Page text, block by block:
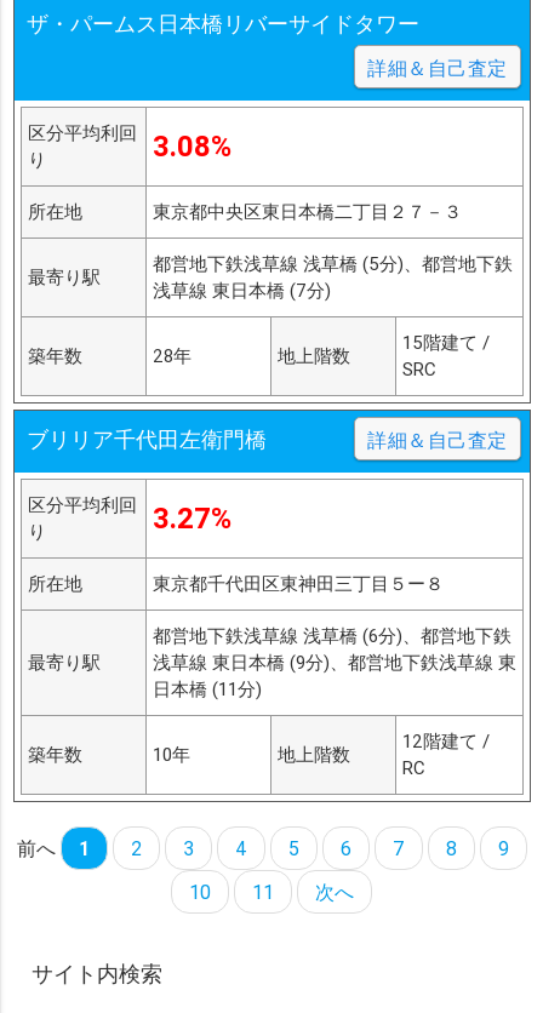
ザ・パームス日本橋リバーサイドタワー
詳細＆自己査定
区分平均利回
り
3.08%
所在地 東京都中央区東日本橋二丁目２７－３
最寄り駅
都営地下鉄浅草線 浅草橋 (5分)、都営地下鉄
浅草線 東日本橋 (7分)
築年数 28年 地上階数
15階建て /
SRC
ブリリア千代田左衛門橋 詳細＆自己査定
区分平均利回
り
3.27%
所在地 東京都千代田区東神田三丁目５ー８
最寄り駅
都営地下鉄浅草線 浅草橋 (6分)、都営地下鉄
浅草線 東日本橋 (9分)、都営地下鉄浅草線 東
日本橋 (11分)
築年数 10年 地上階数
12階建て /
RC
前へ 1 2 3 4 5 6 7 8
9
10
11 次へ
サイト内検索